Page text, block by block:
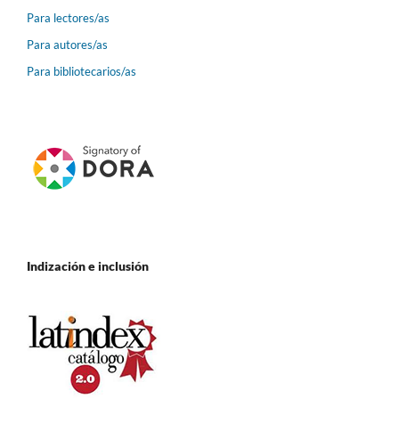
Para lectores/as
Para autores/as
Para bibliotecarios/as
Indización e inclusión